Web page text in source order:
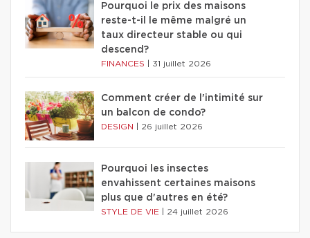
Pourquoi le prix des maisons
reste-t-il le même malgré un
taux directeur stable ou qui
descend?
FINANCES 31 juillet 2026
Comment créer de l'intimité sur
un balcon de condo?
DESIGN 26 juillet 2026
Pourquoi les insectes
envahissent certaines maisons
plus que d'autres en été?
STYLE DE VIE 24 juillet 2026